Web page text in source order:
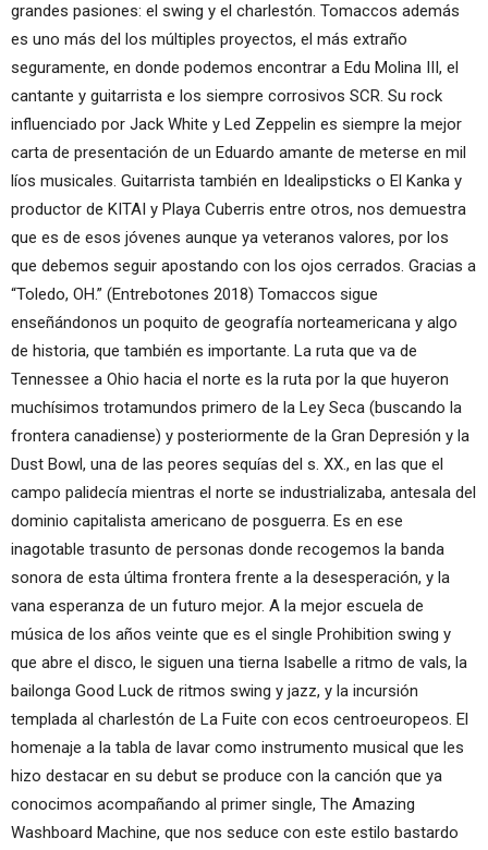
grandes pasiones: el swing y el charlestón. Tomaccos además
es uno más del los múltiples proyectos, el más extraño
seguramente, en donde podemos encontrar a Edu Molina III, el
cantante y guitarrista e los siempre corrosivos SCR. Su rock
influenciado por Jack White y Led Zeppelin es siempre la mejor
carta de presentación de un Eduardo amante de meterse en mil
líos musicales. Guitarrista también en Idealipsticks o El Kanka y
productor de KITAI y Playa Cuberris entre otros, nos demuestra
que es de esos jóvenes aunque ya veteranos valores, por los
que debemos seguir apostando con los ojos cerrados. Gracias a
“Toledo, OH.” (Entrebotones 2018) Tomaccos sigue
enseñándonos un poquito de geografía norteamericana y algo
de historia, que también es importante. La ruta que va de
Tennessee a Ohio hacia el norte es la ruta por la que huyeron
muchísimos trotamundos primero de la Ley Seca (buscando la
frontera canadiense) y posteriormente de la Gran Depresión y la
Dust Bowl, una de las peores sequías del s. XX., en las que el
campo palidecía mientras el norte se industrializaba, antesala del
dominio capitalista americano de posguerra. Es en ese
inagotable trasunto de personas donde recogemos la banda
sonora de esta última frontera frente a la desesperación, y la
vana esperanza de un futuro mejor. A la mejor escuela de
música de los años veinte que es el single Prohibition swing y
que abre el disco, le siguen una tierna Isabelle a ritmo de vals, la
bailonga Good Luck de ritmos swing y jazz, y la incursión
templada al charlestón de La Fuite con ecos centroeuropeos. El
homenaje a la tabla de lavar como instrumento musical que les
hizo destacar en su debut se produce con la canción que ya
conocimos acompañando al primer single, The Amazing
Washboard Machine, que nos seduce con este estilo bastardo